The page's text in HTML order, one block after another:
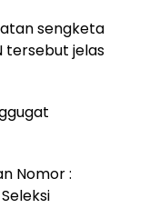
sengketa
tersebut jelas
Nomor :